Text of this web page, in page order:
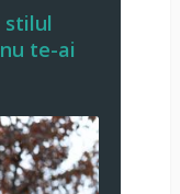
stilul
te-ai